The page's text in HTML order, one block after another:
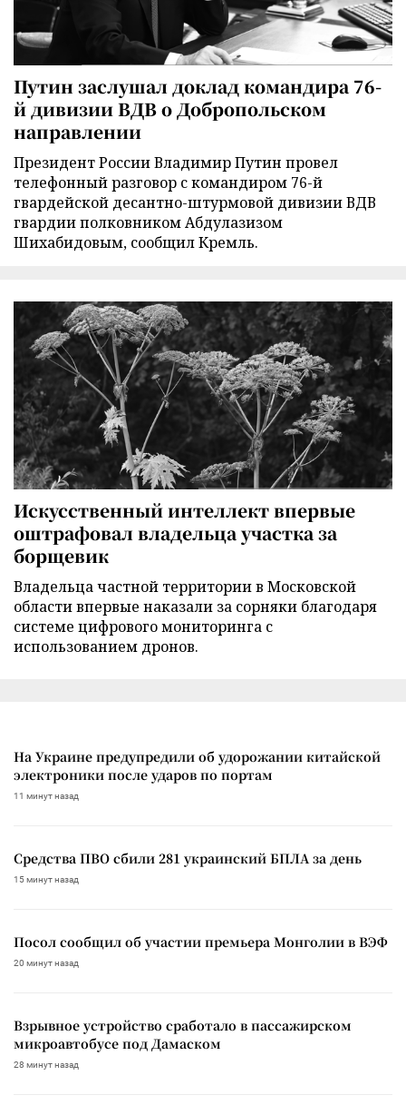
Путин заслушал доклад командира 76-
й дивизии ВДВ о Добропольском
направлении
Президент России Владимир Путин провел
телефонный разговор с командиром 76-й
гвардейской десантно-штурмовой дивизии ВДВ
гвардии полковником Абдулазизом
Шихабидовым, сообщил Кремль.
Искусственный интеллект впервые
оштрафовал владельца участка за
борщевик
Владельца частной территории в Московской
области впервые наказали за сорняки благодаря
системе цифрового мониторинга с
использованием дронов.
На Украине предупредили об удорожании китайской
электроники после ударов по портам
11 минут назад
Средства ПВО сбили 281 украинский БПЛА за день
15 минут назад
Посол сообщил об участии премьера Монголии в ВЭФ
20 минут назад
Взрывное устройство сработало в пассажирском
микроавтобусе под Дамаском
28 минут назад